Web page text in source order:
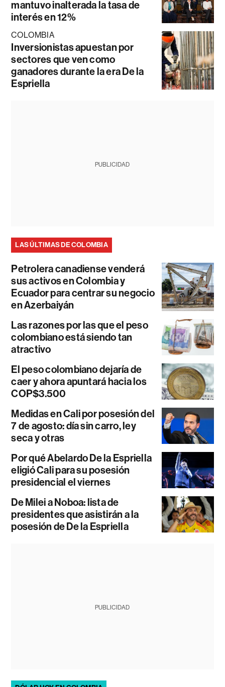
mantuvo inalterada la tasa de
interés en 12%
COLOMBIA
Inversionistas apuestan por
sectores que ven como
ganadores durante la era De la
Espriella
PUBLICIDAD
LAS ÚLTIMAS DE COLOMBIA
Petrolera canadiense venderá
sus activos en Colombia y
Ecuador para centrar su negocio
en Azerbaiyán
Las razones por las que el peso
colombiano está siendo tan
atractivo
El peso colombiano dejaría de
caer y ahora apuntará hacia los
COP$3.500
Medidas en Cali por posesión del
7 de agosto: día sin carro, ley
seca y otras
Por qué Abelardo De la Espriella
eligió Cali para su posesión
presidencial el viernes
De Milei a Noboa: lista de
presidentes que asistirán a la
posesión de De la Espriella
PUBLICIDAD